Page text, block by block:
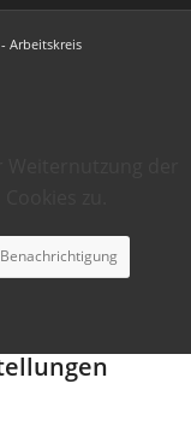
Arbeitskreis